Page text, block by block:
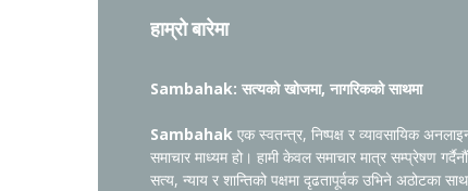
हाम्रो बारेमा
Sambahak: सत्यको खोजमा, नागरिकको साथमा
Sambahak एक स्वतन्त्र, निष्पक्ष र व्यावसायिक
समाचार माध्यम हो। हामी केवल समाचार मात्र सम्प्रेषण
सत्य, न्याय र शान्तिको पक्षमा दृढतापूर्वक उभिने अठोटका साथ